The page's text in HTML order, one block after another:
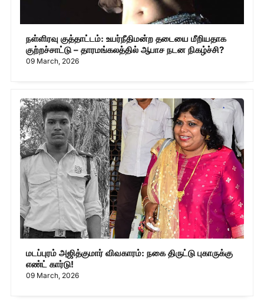
நள்ளிரவு குத்தாட்டம்: உயர்நீதிமன்ற தடையை மீறியதாக
குற்றச்சாட்டு – தாரமங்கலத்தில் ஆபாச நடன நிகழ்ச்சி?
09 March, 2026
மடப்புரம் அஜித்குமார் விவகாரம்: நகை திருட்டு புகாருக்கு
எண்ட் கார்டு!
09 March, 2026